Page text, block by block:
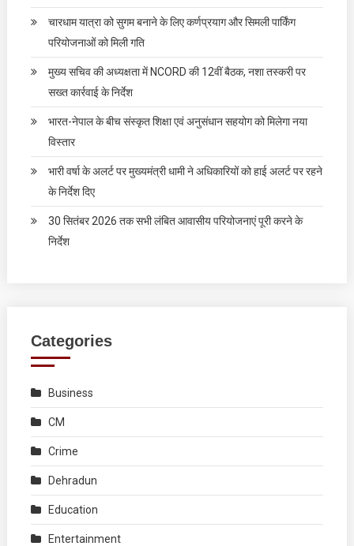
चारधाम यात्रा को सुगम बनाने के लिए कर्णप्रयाग और सिमली पार्किंग
परियोजनाओं को मिली गति
मुख्य सचिव की अध्यक्षता में NCORD की 12वीं बैठक, नशा तस्करी पर
सख्त कार्रवाई के निर्देश
भारत-नेपाल के बीच संस्कृत शिक्षा एवं अनुसंधान सहयोग को मिलेगा नया
विस्तार
भारी वर्षा के अलर्ट पर मुख्यमंत्री धामी ने अधिकारियों को हाई अलर्ट पर रहने
के निर्देश दिए
30 सितंबर 2026 तक सभी लंबित आवासीय परियोजनाएं पूरी करने के
निर्देश
Categories
Business
CM
Crime
Dehradun
Education
Entertainment